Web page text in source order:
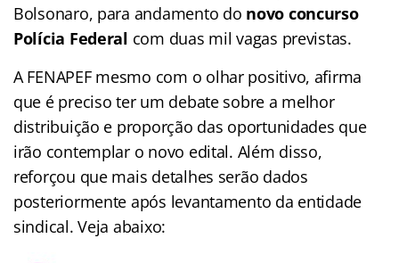
Bolsonaro, para andamento do novo concurso
Polícia Federal com duas mil vagas previstas.
A FENAPEF mesmo com o olhar positivo, afirma
que é preciso ter um debate sobre a melhor
distribuição e proporção das oportunidades que
irão contemplar o novo edital. Além disso,
reforçou que mais detalhes serão dados
posteriormente após levantamento da entidade
sindical. Veja abaixo: